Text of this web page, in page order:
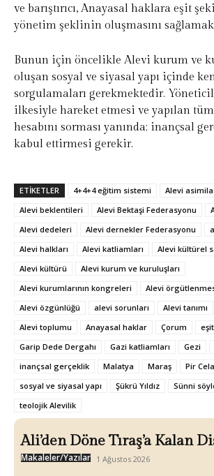
ve barıştırıcı, Anayasal haklara eşit
yönetim şeklinin oluşmasını
Bunun için öncelikle Alevi kurum ve
oluşan sosyal ve siyasal yapı içinde
sorgulamaları gerekmektedir.
ilkesiyle hareket etmesi ve yapılan
hesabını sorması yanında; inançsal
kabul ettirmesi gerekir.
ETIKETLER 4+4+4 eğitim sistemi
Alevi
Alevi beklentileri
Alevi Bektaşi Federasyonu
Alevi dedeleri
Alevi dernekler Federasyonu
Alevi halkları
Alevi katliamları
Alevi kültürel
Alevi kültürü
Alevi kurum ve kuruluşları
Alevi kurumlarının kongreleri
Alevi
Alevi özgünlüğü
alevi sorunları Alevi tanımı
Alevi toplumu
Anayasal haklar Çorum
Garip Dede Dergahı
Gazi katliamları Gezi
inançsal gerçeklik
Malatya Maraş Pir
sosyal ve siyasal yapı
Şükrü Yıldız
Sünni
teolojik Alevilik
Ali’den Döne Tıraş’a Kalan
Makaleler/Yazılar 1 Ağustos 2026